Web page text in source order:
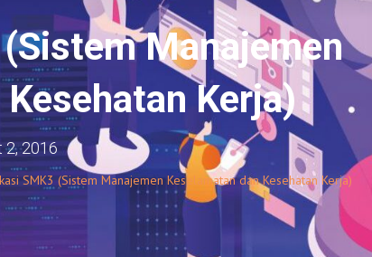
Manajemen
Kerja)
2, 2016
SMK3 (Sistem Manajemen Keselamatan dan Kesehatan Kerja)